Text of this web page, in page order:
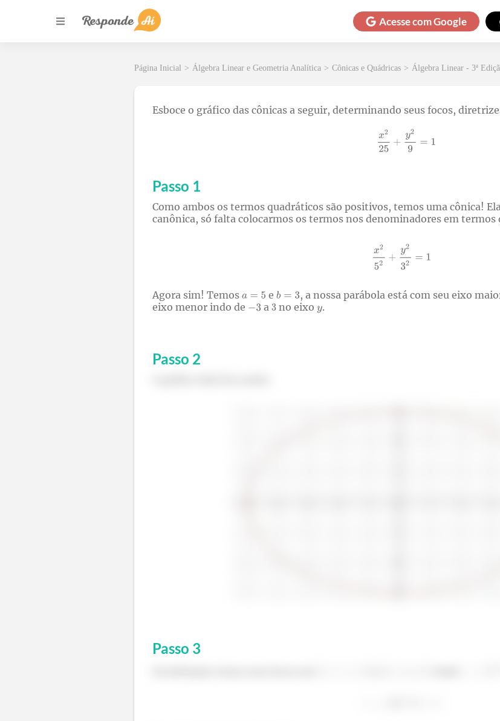
Acesse comGoogle
Página Inicial > Álgebra Linear e Geometria Analítica > Cônicas e Quádricas > Álgebra Linear - 3ª
Esboce o gráfico das cônicas a seguir, determinando seus focos,
Passo 1
Como ambos os termos quadráticos são positivos, temos uma cônica!
canônica, só falta colocarmos os termos nos denominadores em termos
Agora sim! Temos e , a nossa parábola está com seu eixo
eixo menor indo de
a no eixo .
Passo 2
Passo 3